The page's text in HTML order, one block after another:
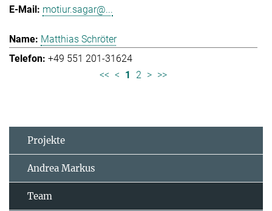
motiur.sagar@...
Matthias Schröter
+49 551 201-31624
<< < 1 2 > >>
Projekte
Andrea Markus
Team